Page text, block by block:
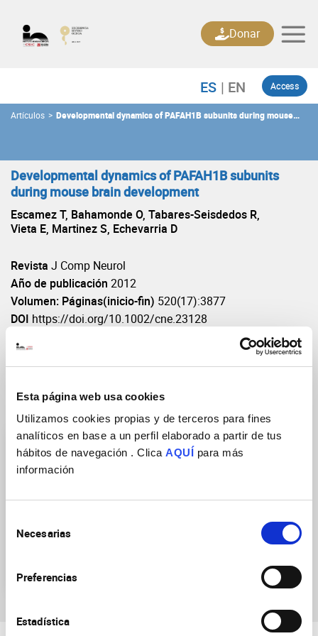
Esta página web usa cookies
Utilizamos cookies propias y de terceros para fines
analíticos en base a un perfil elaborado a partir de tus
hábitos de navegación . Clica AQUÍ para más
información
Necesarias
Preferencias
Estadística
content
Access
Donar
Artículos > Developmental dynamics of PAFAH1B subunits during mouse
Developmental dynamics of PAFAH1B subunits
during mouse brain development
Escamez T, Bahamonde O, Tabares-Seisdedos R,
Vieta E, Martinez S, Echevarria D
Revista J Comp Neurol
Año de publicación 2012
Volumen: Páginas(inicio-fin) 520(17):3877
DOI https://doi.org/10.1002/cne.23128
Grupos de Investigación
enfermedades mentales,